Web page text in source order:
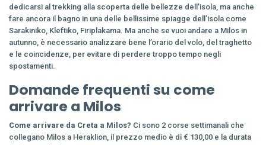
dedicarsi al trekking alla scoperta delle bellezze dell’isola, ma anche
fare ancora il bagno in una delle bellissime spiagge dell’isola come
Sarakiniko, Kleftiko, Firiplakama. Ma anche se vuoi andare a Milos in
autunno, è necessario analizzare bene l’orario del volo, del traghetto
e le coincidenze, per evitare di perdere troppo tempo negli
spostamenti.
Domande frequenti su come
arrivare a Milos
Come arrivare da Creta a Milos? Ci sono 2 corse settimanali che
collegano Milos a Heraklion, il prezzo medio è di € 130,00 e la durata